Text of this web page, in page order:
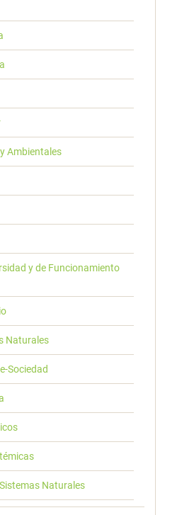
Ambientales
y de Funcionamiento
Naturales
Sociedad
Naturales